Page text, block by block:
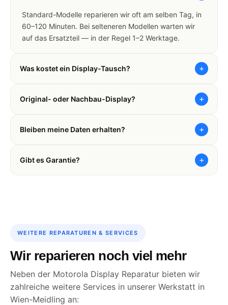
Standard-Modelle reparieren wir oft am selben Tag, in
60–120 Minuten. Bei selteneren Modellen warten wir
auf das Ersatzteil — in der Regel 1–2 Werktage.
Was kostet ein Display-Tausch? +
Original- oder Nachbau-Display? +
Bleiben meine Daten erhalten? +
Gibt es Garantie? +
WEITERE REPARATUREN & SERVICES
Wir reparieren noch viel mehr
Neben der Motorola Display Reparatur bieten wir
zahlreiche weitere Services in unserer Werkstatt in
Wien-Meidling an: